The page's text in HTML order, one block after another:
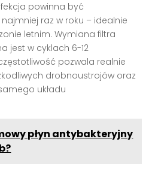
powinna być
raz w roku – idealnie
letnim. Wymiana filtra
jest w cyklach 6-12
pozwala realnie
drobnoustrojów oraz
układu
płyn antybakteryjny